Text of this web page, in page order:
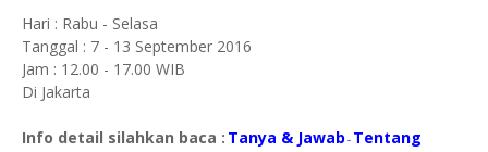
Hari : Rabu - Selasa
Tanggal : 7 - 13 September 2016
Jam : 12.00 - 17.00 WIB
Di Jakarta
Info detail silahkan baca : Tanya & Jawab - Tentang